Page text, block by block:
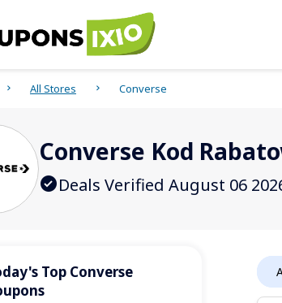
All Stores Converse
Converse Kod
Deals Verified August 06
Top Converse